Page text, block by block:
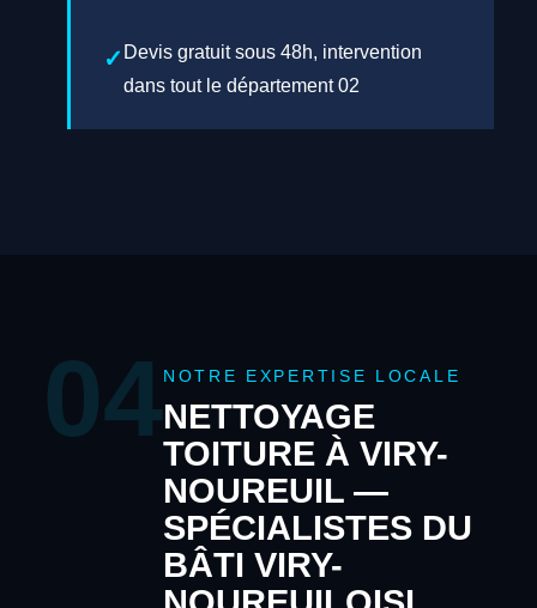
Devis gratuit sous 48h, intervention
dans tout le département 02
04NOTRE EXPERTISE LOCALE
NETTOYAGE
TOITURE À VIRY-
NOUREUIL —
SPÉCIALISTES DU
BÂTI VIRY-